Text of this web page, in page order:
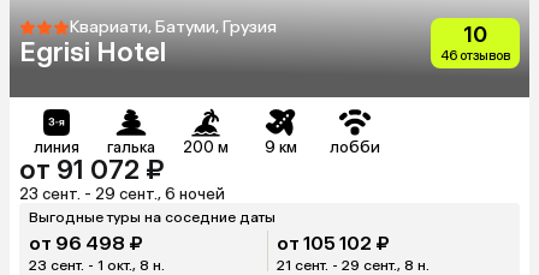
Квариати, Батуми, Грузия
Egrisi Hotel
10
46 отзывов
линия галька 200 м 9 км лобби
от 91 072 ₽
23 сент. - 29 сент., 6 ночей
Выгодные туры на соседние даты
от 96 498 ₽
23 сент. - 1 окт., 8 н.
от 105 102 ₽
21 сент. - 29 сент., 8 н.